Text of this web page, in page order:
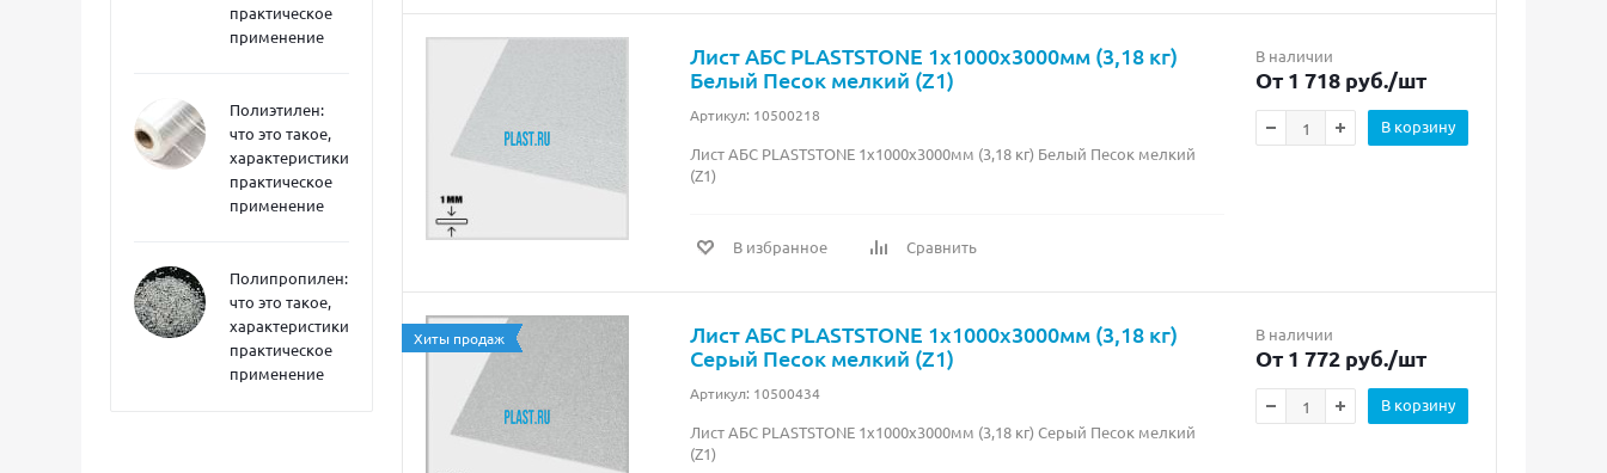
практическое
применение
Полиэтилен:
что это такое,
характеристики,
практическое
применение
Полипропилен:
что это такое,
характеристики,
практическое
применение
Лист АБС PLASTSTONE 1х1000х3000мм (3,18 кг)
Белый Песок мелкий (Z1)
Артикул: 10500218
Лист АБС PLASTSTONE 1х1000х3000мм (3,18 кг) Белый Песок мелкий
(Z1)
В избранное Сравнить
В наличии
От 1 718 руб./шт
В корзину
Хиты продаж
Лист АБС PLASTSTONE 1х1000х3000мм (3,18 кг)
Серый Песок мелкий (Z1)
Артикул: 10500434
Лист АБС PLASTSTONE 1х1000х3000мм (3,18 кг) Серый Песок мелкий
(Z1)
В наличии
От 1 772 руб./шт
В корзину